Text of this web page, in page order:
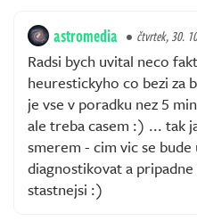
astromedia čtvrtek, 30.
Radsi bych uvital neco
heurestickyho co bezi za
je vse v poradku nez 5
ale treba casem :) ... tak
smerem - cim vic se
diagnostikovat a
stastnejsi :)